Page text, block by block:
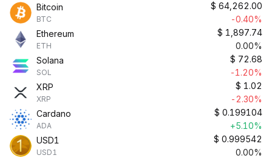
Bitcoin
BTC
$ 64,262.00
-0.40%
Ethereum
ETH
$ 1,897.74
0.00%
Solana
SOL
$ 72.68
-1.20%
XRP
XRP
$ 1.02
-2.30%
Cardano
ADA
$ 0.199104
+5.10%
USD1
USD1
$ 0.999542
0.00%